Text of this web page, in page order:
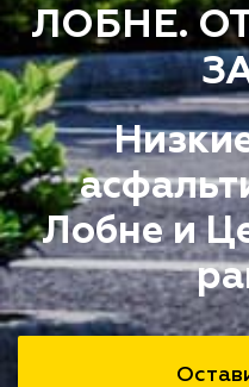
ЛОБНЕ.
Лобне и